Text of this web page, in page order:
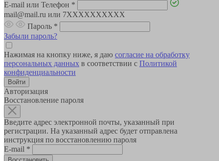
E-mail или Телефон *
mail@mail.ru или 7XXXXXXXXXX
Пароль *
Забыли пароль?
Нажимая на кнопку ниже, я даю согласие на обработку
персональных данных в соответствии с Политикой
конфиденциальности
Авторизация
Восстановление пароля
Введите адрес электронной почты, указанный при
регистрации. На указанный адрес будет отправлена
инструкция по восстановлению пароля
E-mail *